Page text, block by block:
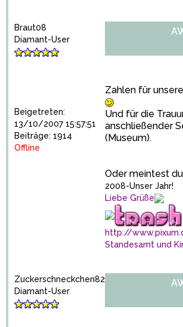
Braut08
Diamant-User
Beigetreten:
13/10/2007 15:57:51
Beiträge: 1914
Offline
Zahlen für
Und für die
anschließender
(Museum).
Oder meintest
2008-Unser Jahr!
Liebe Grüße
http://
Standesamt und
Zuckerschneckchen82
Diamant-User